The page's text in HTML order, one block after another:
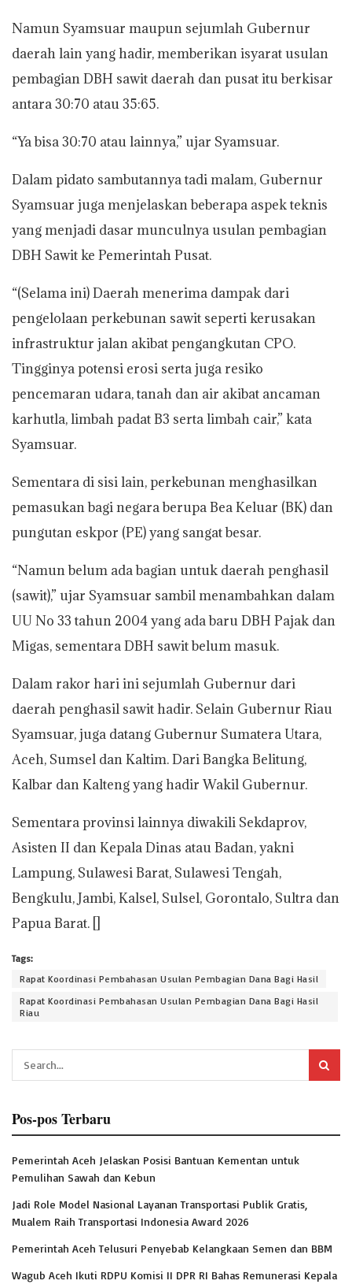
Namun Syamsuar maupun sejumlah Gubernur
daerah lain yang hadir, memberikan isyarat usulan
pembagian DBH sawit daerah dan pusat itu berkisar
antara 30:70 atau 35:65.
“Ya bisa 30:70 atau lainnya,” ujar Syamsuar.
Dalam pidato sambutannya tadi malam, Gubernur
Syamsuar juga menjelaskan beberapa aspek teknis
yang menjadi dasar munculnya usulan pembagian
DBH Sawit ke Pemerintah Pusat.
“(Selama ini) Daerah menerima dampak dari
pengelolaan perkebunan sawit seperti kerusakan
infrastruktur jalan akibat pengangkutan CPO.
Tingginya potensi erosi serta juga resiko
pencemaran udara, tanah dan air akibat ancaman
karhutla, limbah padat B3 serta limbah cair,” kata
Syamsuar.
Sementara di sisi lain, perkebunan menghasilkan
pemasukan bagi negara berupa Bea Keluar (BK) dan
pungutan eskpor (PE) yang sangat besar.
“Namun belum ada bagian untuk daerah penghasil
(sawit),” ujar Syamsuar sambil menambahkan dalam
UU No 33 tahun 2004 yang ada baru DBH Pajak dan
Migas, sementara DBH sawit belum masuk.
Dalam rakor hari ini sejumlah Gubernur dari
daerah penghasil sawit hadir. Selain Gubernur Riau
Syamsuar, juga datang Gubernur Sumatera Utara,
Aceh, Sumsel dan Kaltim. Dari Bangka Belitung,
Kalbar dan Kalteng yang hadir Wakil Gubernur.
Sementara provinsi lainnya diwakili Sekdaprov,
Asisten II dan Kepala Dinas atau Badan, yakni
Lampung, Sulawesi Barat, Sulawesi Tengah,
Bengkulu, Jambi, Kalsel, Sulsel, Gorontalo, Sultra dan
Papua Barat. []
Tags:
Rapat Koordinasi Pembahasan Usulan Pembagian Dana Bagi Hasil
Rapat Koordinasi Pembahasan Usulan Pembagian Dana Bagi Hasil
Riau
Pos-pos Terbaru
Pemerintah Aceh Jelaskan Posisi Bantuan Kementan untuk
Pemulihan Sawah dan Kebun
Jadi Role Model Nasional Layanan Transportasi Publik Gratis,
Mualem Raih Transportasi Indonesia Award 2026
Pemerintah Aceh Telusuri Penyebab Kelangkaan Semen dan BBM
Wagub Aceh Ikuti RDPU Komisi II DPR RI Bahas Remunerasi Kepala